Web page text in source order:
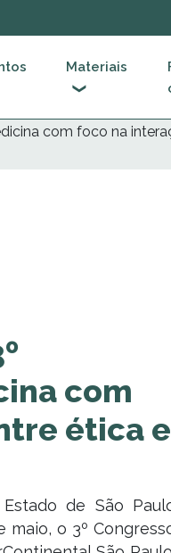
Materiais
com foco na
com
ética e
de São
maio, o 3º